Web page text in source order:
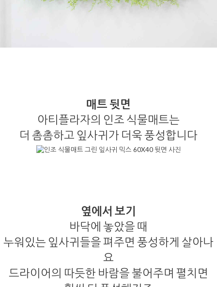
매트 뒷면
아티플라자의 인조 식물매트는
더 촘촘하고 잎사귀가 더욱 풍성합니다
옆에서 보기
바닥에 놓았을 때
누워있는 잎사귀들을 펴주면 풍성하게 살아나
요
드라이어의 따듯한 바람을 불어주며 펼치면